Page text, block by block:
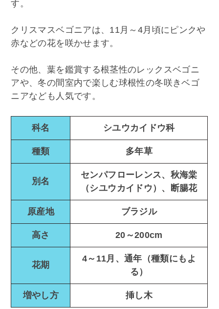
す。
クリスマスベゴニアは、11月～4月頃にピンクや
赤などの花を咲かせます。
その他、葉を鑑賞する根茎性のレックスベゴニ
アや、冬の間室内で楽しむ球根性の冬咲きベゴ
ニアなども人気です。
科名 シユウカイドウ科
種類 多年草
別名
センパフローレンス、秋海棠
（シユウカイドウ）、断腸花
原産地 ブラジル
高さ 20～200cm
花期
4～11月、通年（種類にもよ
る）
増やし方 挿し木